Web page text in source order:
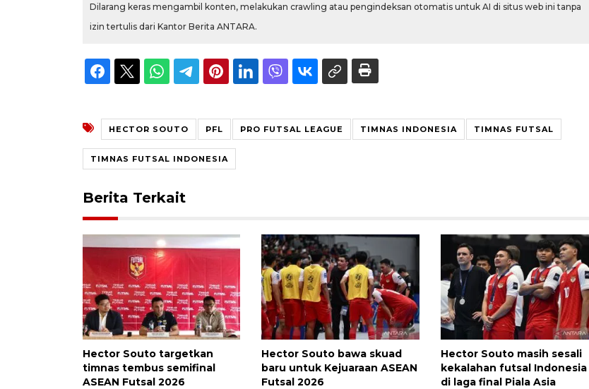
Dilarang keras mengambil konten, melakukan crawling atau pengindeksan otomatis untuk AI di situs web ini tanpa
izin tertulis dari Kantor Berita ANTARA.
HECTOR SOUTO PFL PRO FUTSAL LEAGUE TIMNAS INDONESIA TIMNAS FUTSAL
TIMNAS FUTSAL INDONESIA
Berita Terkait
Hector Souto targetkan
timnas tembus semifinal
ASEAN Futsal 2026
Hector Souto bawa skuad
baru untuk Kejuaraan ASEAN
Futsal 2026
Hector Souto masih sesali
kekalahan futsal Indonesia
di laga final Piala Asia